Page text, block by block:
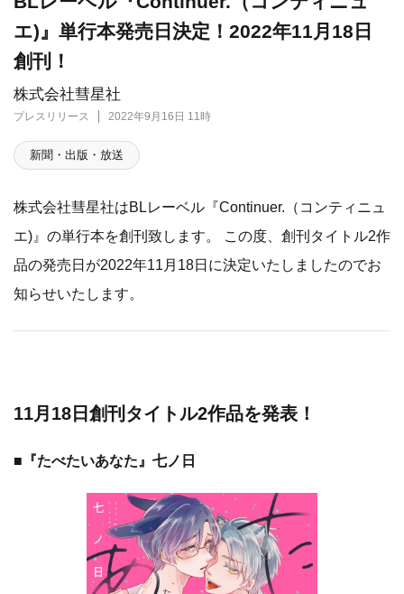
株式会社彗星社
プレスリリース 2022年9月16日 11時
エ)』単行本発売日決定！2022年11月18日
創刊！
新聞・出版・放送
株式会社彗星社はBLレーベル『Continuer.（コンティニュ
エ)』の単行本を創刊致します。 この度、創刊タイトル2作
品の発売日が2022年11月18日に決定いたしましたのでお
知らせいたします。
11月18日創刊タイトル2作品を発表！
■『たべたいあなた』七ノ日